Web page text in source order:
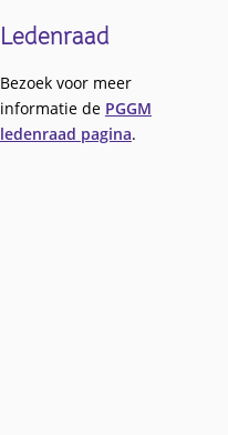
Ledenraad
Bezoek voor meer
informatie de PGGM
ledenraad pagina.